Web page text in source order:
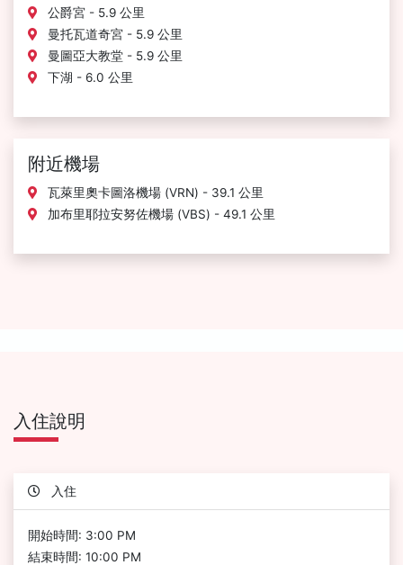
公爵宮 - 5.9 公里
曼托瓦道奇宮 - 5.9 公里
曼圖亞大教堂 - 5.9 公里
下湖 - 6.0 公里
附近機場
瓦萊里奧卡圖洛機場 (VRN) - 39.1 公里
加布里耶拉安努佐機場 (VBS) - 49.1 公里
入住說明
入住
開始時間: 3:00 PM
結束時間: 10:00 PM